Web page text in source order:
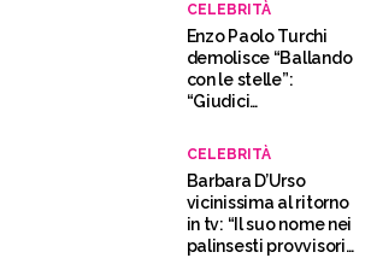
CELEBRITÀ
Enzo Paolo Turchi
demolisce “Ballando
con le stelle”:
“Giudici
CELEBRITÀ
Barbara D’Urso
vicinissima al ritorno
in tv: “Il suo nome nei
palinsesti provvisori